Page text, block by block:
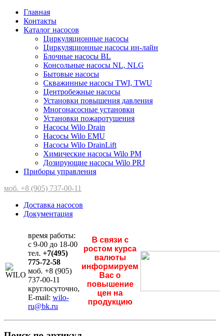
Главная
Контакты
Каталог насосов
Циркуляционные насосы
Циркуляционные насосы ин-лайн
Блочные насосы BL
Консольные насосы NL, NLG
Бытовые насосы
Скважинные насосы TWI, TWU
Центробежные насосы
Установки повышения давления
Многонасосные установки
Установки пожаротушения
Насосы Wilo Drain
Насосы Wilo EMU
Насосы Wilo DrainLift
Химические насосы Wilo PM
Дозирующие насосы Wilo PRJ
Приборы управления
моб. +8 (905) 737-00-11
Доставка насосов
Документация
время работы:
с 9-00 до 18-00
тел. +7(495)
775-72-58
моб. +8 (905)
737-00-11
круглосуточно,
E-mail: wilo-
ru@bk.ru
В связи с
ростом курса
валюты
информируем
Вас о
повышение
цен на
продукцию